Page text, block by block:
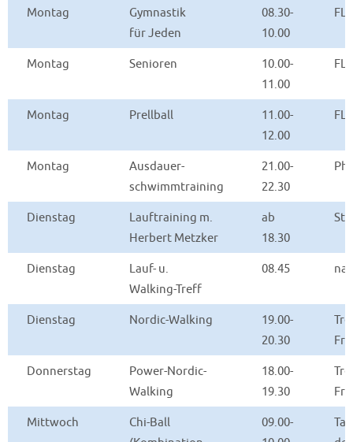
Montag
Gymnastik
für Jeden
08.30-
10.00
Montag Senioren
10.00-
11.00
Montag Prellball
11.00-
12.00
Montag
Ausdauer-
schwimmtraining
21.00-
22.30
Dienstag
Lauftraining m.
Herbert Metzker
ab
18.30
Dienstag
Lauf- u.
Walking-Treff
08.45
Dienstag Nordic-Walking
19.00-
20.30
Donnerstag
Power-Nordic-
Walking
18.00-
19.30
Mittwoch
Chi-Ball
09.00-